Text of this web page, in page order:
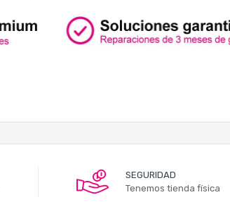
SEGURIDAD
Tenemos tienda física